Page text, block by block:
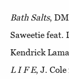
Bath Salts,
Saweetie feat.
Kendrick
L I F E, J. Cole